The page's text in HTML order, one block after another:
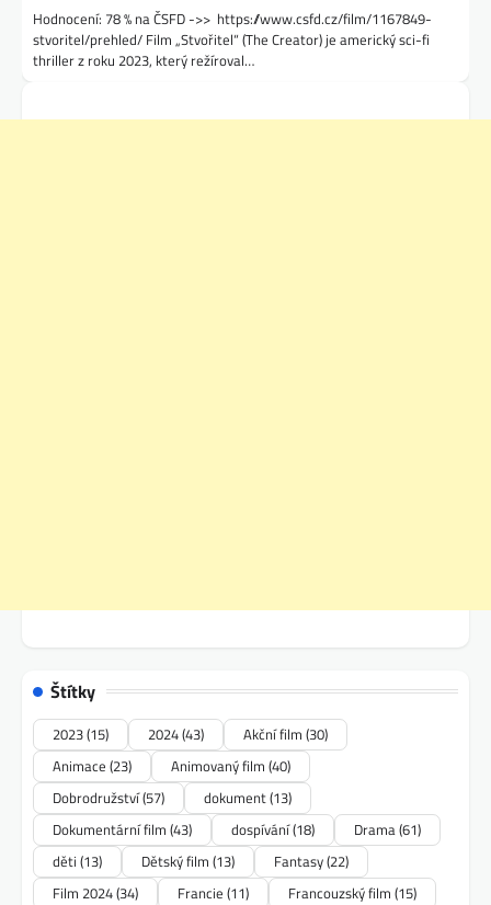
Hodnocení: 78 % na ČSFD ->> https://www.csfd.cz/film/1167849-
stvoritel/prehled/ Film „Stvořitel“ (The Creator) je americký sci-fi
thriller z roku 2023, který režíroval…
Štítky
2023(15) 2024(43) Akční film (30)
Animace (23) Animovaný film (40)
Dobrodružství(57) dokument(13)
Dokumentární film (43) dospívání(18) Drama(61)
děti (13) Dětský film (13) Fantasy(22)
Film 2024(34) Francie (11) Francouzský film (15)